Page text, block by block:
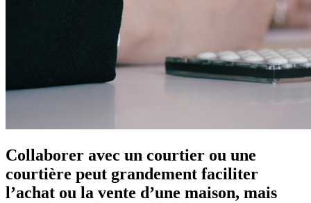
Collaborer avec un courtier ou une
courtière peut grandement faciliter
l’achat ou la vente d’une maison, mais